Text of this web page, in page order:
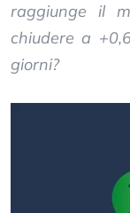
raggiunge il
chiudere a
giorni?